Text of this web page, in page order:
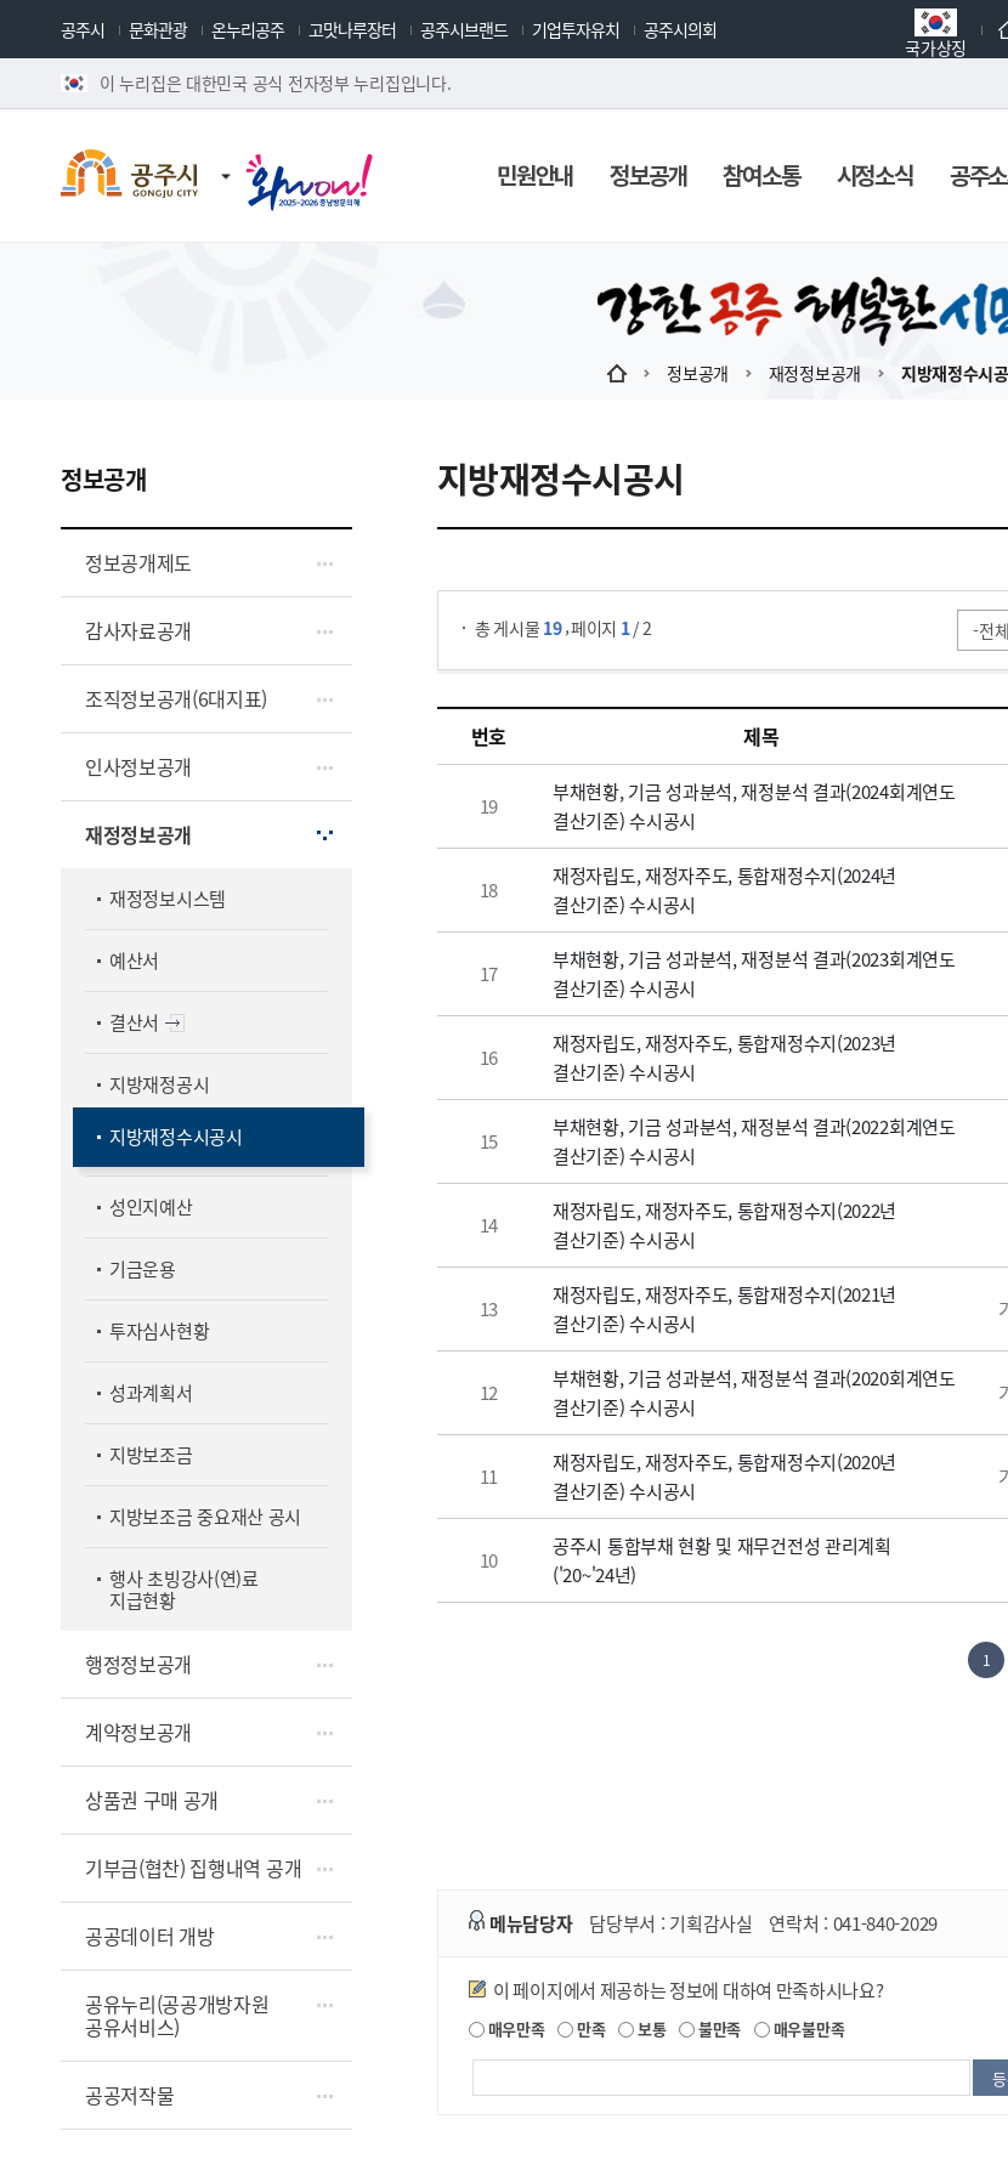
공주시 문화관광 온누리공주 고맛나루장터 공주시브랜드 기업투자유치 공주시의회
국가상징
이 누리집은 대한민국 공식 전자정부 누리집입니다.
민원안내 정보공개 참여소통 시정소식 공주
정보공개 재정정보공개 지방재정수시
정보공개
정보공개제도
감사자료공개
조직정보공개(6대지표)
인사정보공개
재정정보공개
재정정보시스템
예산서
결산서
지방재정공시
지방재정수시공시
성인지예산
기금운용
투자심사현황
성과계획서
지방보조금
지방보조금 중요재산 공시
행사 초빙강사(연)료
지급현황
행정정보공개
계약정보공개
상품권 구매 공개
기부금(협찬) 집행내역 공개
공공데이터 개방
공유누리(공공개방자원
공유서비스)
공공저작물
지방재정수시공시
게시물 검색
총 게시물19,페이지 1/ 2
지방재정수시공시 목록으로 번호, 제목, 작성자, 조회수,등록일, 첨부파일로 나열 되고 있습니다.
번호 제목
19
부채현황, 기금 성과분석, 재정분석 결과(2024회계연도
결산기준) 수시공시
18
재정자립도, 재정자주도, 통합재정수지(2024년
결산기준) 수시공시
17
부채현황, 기금 성과분석, 재정분석 결과(2023회계연도
결산기준) 수시공시
16
재정자립도, 재정자주도, 통합재정수지(2023년
결산기준) 수시공시
15
부채현황, 기금 성과분석, 재정분석 결과(2022회계연도
결산기준) 수시공시
14
재정자립도, 재정자주도, 통합재정수지(2022년
결산기준) 수시공시
13
재정자립도, 재정자주도, 통합재정수지(2021년
결산기준) 수시공시
12
부채현황, 기금 성과분석, 재정분석 결과(2020회계연도
결산기준) 수시공시
11
재정자립도, 재정자주도, 통합재정수지(2020년
결산기준) 수시공시
10
공주시 통합부채 현황 및 재무건전성 관리계획
('20~'24년)
1
메뉴담당자 담당부서 : 기획감사실 연락처 : 041-840-2029
만족도조사
이 페이지에서 제공하는 정보에 대하여 만족하시나요?
매우만족 만족 보통 불만족 매우불만족